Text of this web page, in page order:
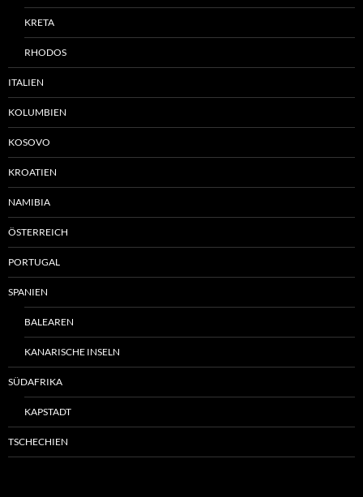
KRETA
RHODOS
ITALIEN
KOLUMBIEN
KOSOVO
KROATIEN
NAMIBIA
ÖSTERREICH
PORTUGAL
SPANIEN
BALEAREN
KANARISCHE INSELN
SÜDAFRIKA
KAPSTADT
TSCHECHIEN